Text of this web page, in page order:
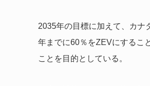
2035年の目標に加えて、カナ
年までに60％をZEVにするこ
ことを目的としている。